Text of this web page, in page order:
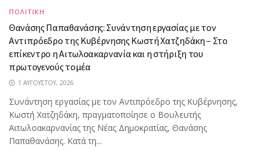
ΠΟΛΙΤΙΚΗ
Θανάσης Παπαθανάσης: Συνάντηση εργασίας με τον
Αντιπρόεδρο της Κυβέρνησης Κωστή Χατζηδάκη – Στο
επίκεντρο η Αιτωλοακαρνανία και η στήριξη του
πρωτογενούς τομέα
1 ΑΥΓΟΎΣΤΟΥ, 2026
Συνάντηση εργασίας με τον Αντιπρόεδρο της Κυβέρνησης,
Κωστή Χατζηδάκη, πραγματοποίησε ο Βουλευτής
Αιτωλοακαρνανίας της Νέας Δημοκρατίας, Θανάσης
Παπαθανάσης. Κατά τη...